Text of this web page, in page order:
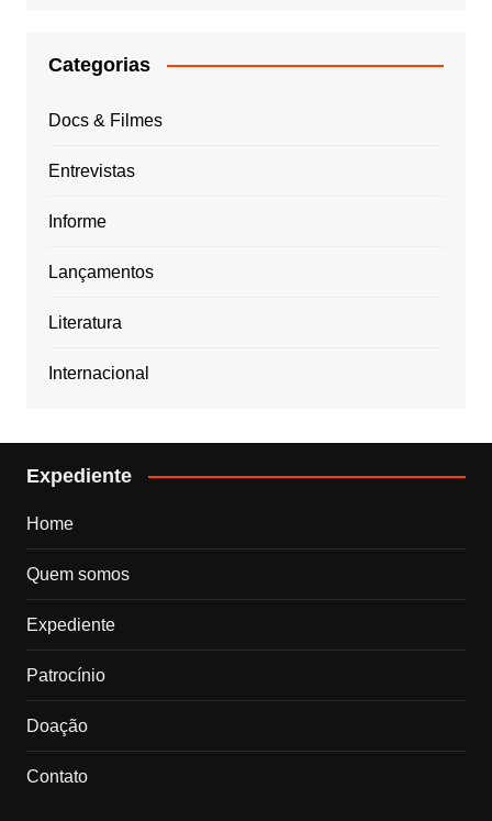
Categorias
Docs & Filmes
Entrevistas
Informe
Lançamentos
Literatura
Internacional
Expediente
Home
Quem somos
Expediente
Patrocínio
Doação
Contato